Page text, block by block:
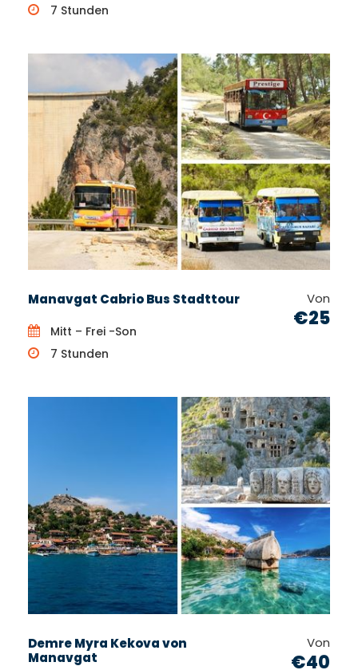
7 Stunden
Manavgat Cabrio Bus Stadttour Von
€25
Mitt – Frei -Son
7 Stunden
Demre Myra Kekova von
Manavgat
Von
€40